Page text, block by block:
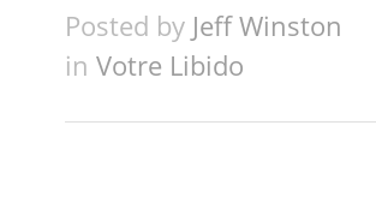
Posted by Jeff Winston
in Votre Libido